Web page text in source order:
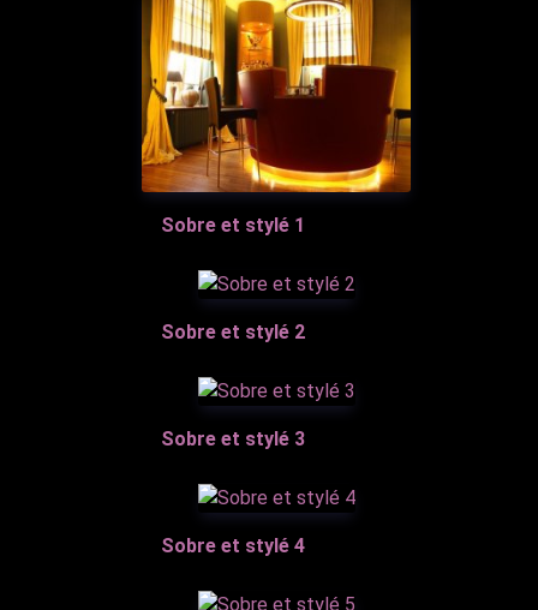
Sobre et stylé 1
Sobre et stylé 2
Sobre et stylé 3
Sobre et stylé 4